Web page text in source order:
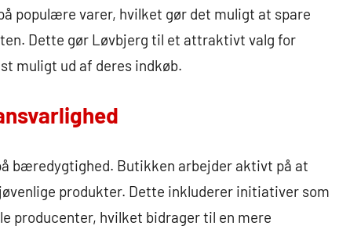
populære varer, hvilket gør det muligt at spare
Dette gør Løvbjerg til et attraktivt valg for
muligt ud af deres indkøb.
bæredygtighed. Butikken arbejder aktivt på at
produkter. Dette inkluderer initiativer som
producenter, hvilket bidrager til en mere